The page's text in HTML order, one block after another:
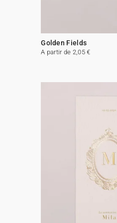
Golden Fields
A partir de 2,05 €